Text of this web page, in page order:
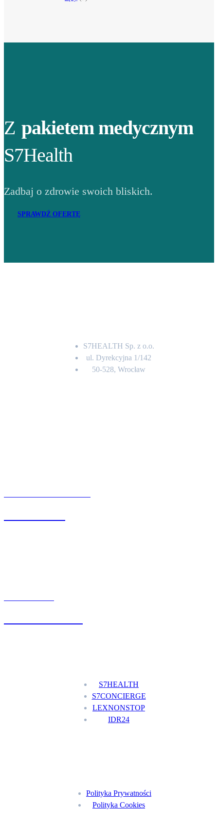
Z pakietem medycznym
S7Health
Zadbaj o zdrowie swoich bliskich.
SPRAWDŹ OFERTĘ
S7HEALTH Sp. z o.o.
ul. Dyrekcyjna 1/142
50-528, Wrocław
S7HEALTH
S7CONCIERGE
LEXNONSTOP
IDR24
Polityka Prywatności
Polityka Cookies